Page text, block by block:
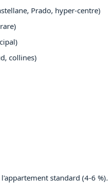
Prado, hyper-centre)
collines)
standard (4-6 %).